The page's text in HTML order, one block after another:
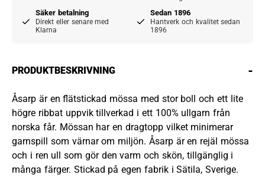
Säker betalning
Direkt eller senare med
Klarna
Sedan 1896
Hantverk och kvalitet sedan
1896
PRODUKTBESKRIVNING -
Åsarp är en flätstickad mössa med stor boll och ett lite
högre ribbat uppvik tillverkad i ett 100% ullgarn från
norska får. Mössan har en dragtopp vilket minimerar
garnspill som värnar om miljön. Åsarp är en rejäl mössa
och i ren ull som gör den varm och skön, tillgänglig i
många färger. Stickad på egen fabrik i Sätila, Sverige.